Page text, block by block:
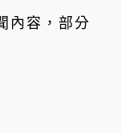
內容，部分